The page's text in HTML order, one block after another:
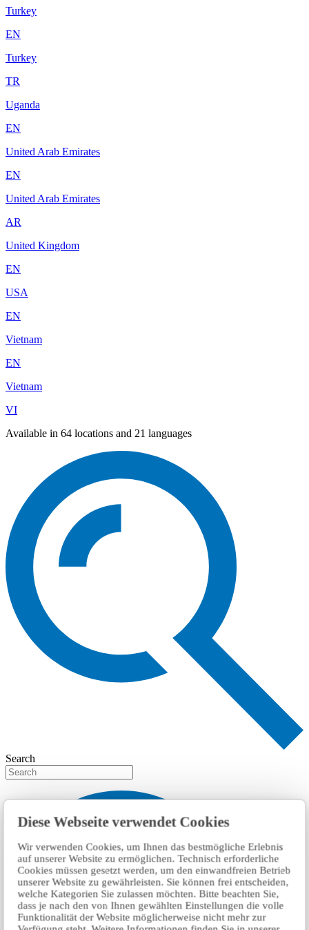
Diese Webseite verwendet Cookies
Wir verwenden Cookies, um Ihnen das bestmögliche Erlebnis
auf unserer Website zu ermöglichen. Technisch erforderliche
Cookies müssen gesetzt werden, um den einwandfreien Betrieb
unserer Website zu gewährleisten. Sie können frei entscheiden,
welche Kategorien Sie zulassen möchten. Bitte beachten Sie,
dass je nach den von Ihnen gewählten Einstellungen die volle
Funktionalität der Website möglicherweise nicht mehr zur
Turkey
EN
Turkey
TR
Uganda
EN
United Arab Emirates
EN
United Arab Emirates
AR
United Kingdom
EN
USA
EN
Vietnam
EN
Vietnam
VI
Available in 64 locations and 21 languages
Search